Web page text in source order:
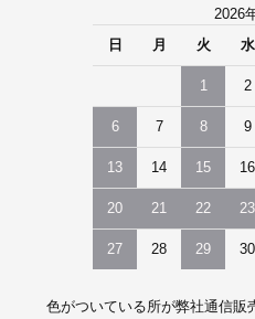
2026
日
月 火 水
1 2
6 7 8 9
13 14 15 16
20 21 22 23
27 28 29 30
色がついている所が弊社通信販